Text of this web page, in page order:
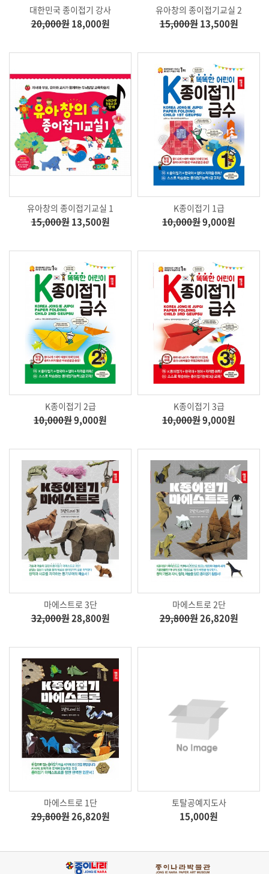
대한민국 종이접기 강사
20,000원18,000원
유아창의 종이접기교실 2
15,000원13,500원
유아창의 종이접기교실 1
15,000원13,500원
K종이접기 1급
10,000원9,000원
K종이접기 2급
10,000원9,000원
K종이접기 3급
10,000원9,000원
마에스트로 3단
32,000원28,800원
마에스트로 2단
29,800원26,820원
마에스트로 1단
29,800원26,820원
토탈공예지도사
15,000원